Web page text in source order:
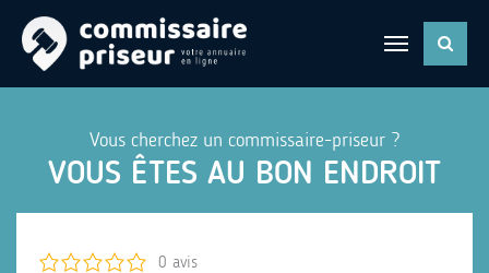
Vous cherchez un commissaire-priseur ?
VOUS ÊTES AU BON ENDROIT
0 avis